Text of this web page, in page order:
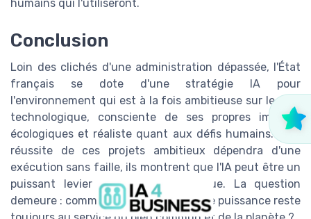
humains qui l'utiliseront.
Conclusion
Loin des clichés d'une administration dépassée, l'État
français se dote d'une stratégie IA pour
l'environnement qui est à la fois ambitieuse sur le plan
technologique, consciente de ses propres impacts
écologiques et réaliste quant aux défis humains. Si la
réussite de ces projets ambitieux dépendra d'une
exécution sans faille, ils montrent que l'IA peut être un
puissant levier pour l'action publique. La question
demeure : comment garantir que cette puissance reste